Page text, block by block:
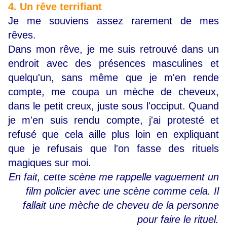
4. Un rêve terrifiant
Je me souviens assez rarement de mes
rêves.
Dans mon rêve, je me suis retrouvé dans un
endroit avec des présences masculines et
quelqu'un, sans même que je m'en rende
compte, me coupa un mèche de cheveux,
dans le petit creux, juste sous l'occiput. Quand
je m'en suis rendu compte, j'ai protesté et
refusé que cela aille plus loin en expliquant
que je refusais que l'on fasse des rituels
magiques sur moi.
En fait, cette scène me rappelle vaguement un
film policier avec une scène comme cela. Il
fallait une mèche de cheveu de la personne
pour faire le rituel.